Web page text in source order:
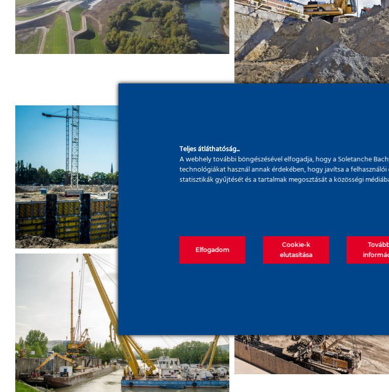
Árvízvédelmi műtárgyépítés;
Tisza-Túr tározó
Négy tömbre
irodavilág –
Gardens
A XXI. századi sportaréna –
Puskás Ferenc Stadion
Okosgyár
Kecskeméti
Ugrótorony a Dunán – a
Batthyány téri óriás
ugrótorony
Projekt
Teljes átláthatóság...
A webhely további böngészésével elfogadja, hogy a Soletanche
technológiákat használ annak érdekében, hogy javítsa a
statisztikák gyűjtését és a tartalmak megosztását a közösségi
Elfogadom
Cookie-k
elutasítása